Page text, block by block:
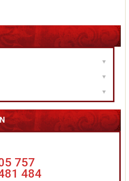
757
484